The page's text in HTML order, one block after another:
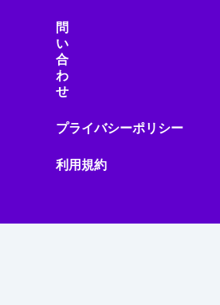
問
い
合
わ
せ
プライバシーポリシー
利用規約